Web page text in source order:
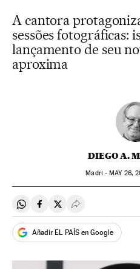
A cantora
sessões fotográficas:
lançamento de seu
aproxima
DIEGO A.
Madri -MAY26,
Compartir en Whatsapp
Compartir en Facebook
Compartir en Twitter
Desplegar
Añadir EL PAÍS en Google